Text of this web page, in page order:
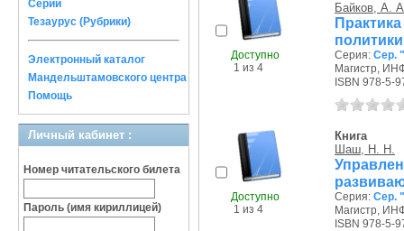
Серии
Тезаурус (Рубрики)
Электронный каталог
Мандельштамовского центра
Помощь
Личный кабинет :
Номер читательского билета
Пароль (имя кириллицей)
Доступно
1 из 4
Байков, А.
Серия: Сер.
Магистр,
ISBN 978-5-
Доступно
1 из 4
Книга
Шаш, Н. Н.
Серия: Сер.
Магистр,
ISBN 978-5-